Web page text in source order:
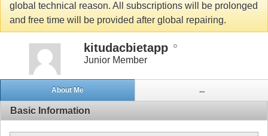
global technical reason. All subscriptions will be prolonged
and free time will be provided after global repairing.
kitudacbietapp
Junior Member
About Me ...
Basic Information